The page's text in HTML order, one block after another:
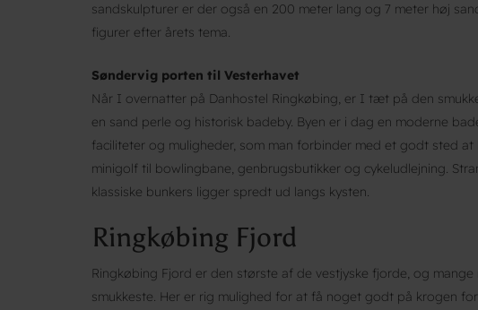
sandskulpturer er der også en 200 meter lang og 7 meter høj
figurer efter årets tema.
Søndervig porten til Vesterhavet
Når I overnatter på Danhostel Ringkøbing, er I tæt på den
en sand perle og historisk badeby. Byen er i dag en moderne
faciliteter og muligheder, som man forbinder med et godt sted at
minigolf til bowlingbane, genbrugsbutikker og cykeludlejning.
klassiske bunkers ligger spredt ud langs kysten.
Ringkøbing Fjord
Ringkøbing Fjord er den største af de vestjyske fjorde, og
smukkeste. Her er rig mulighed for at få noget godt på krogen